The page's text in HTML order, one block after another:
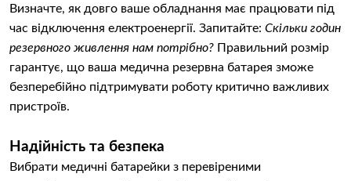
Визначте, як довго ваше обладнання має працювати під
час відключення електроенергії. Запитайте: Скільки годин
резервного живлення нам потрібно? Правильний розмір
гарантує, що ваша медична резервна батарея зможе
безперебійно підтримувати роботу критично важливих
пристроїв.
Надійність та безпека
Вибрати медичні батарейки з перевіреними